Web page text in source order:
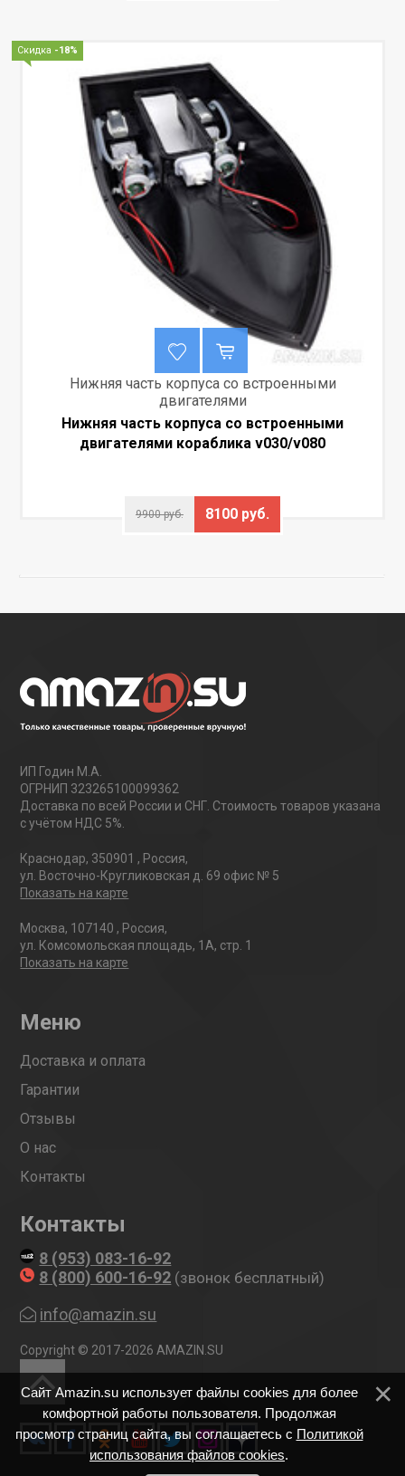
Скидка -18%
Нижняя часть корпуса со встроенными
двигателями
Нижняя часть корпуса со встроенными
двигателями кораблика v030/v080
9900 руб. 8100 руб.
ИП Годин М.А.
ОГРНИП 323265100099362
Доставка по всей России и СНГ. Стоимость товаров указана
с учётом НДС 5%.
Краснодар, 350901 , Россия,
ул. Восточно-Кругликовская д. 69 офис № 5
Показать на карте
Москва, 107140 , Россия,
ул. Комсомольская площадь, 1А, стр. 1
Показать на карте
Меню
Доставка и оплата
Гарантии
Отзывы
О нас
Контакты
Контакты
8 (953) 083-16-92
8 (800) 600-16-92 (звонок бесплатный)
info@amazin.su
Copyright © 2017-2026 AMAZIN.SU
Сайт Amazin.su использует файлы cookies для более
комфортной работы пользователя. Продолжая
просмотр страниц сайта, вы соглашаетесь с Политикой
использования файлов cookies.